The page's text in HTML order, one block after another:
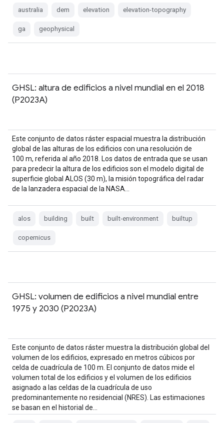
australia dem elevation elevation-topography
ga geophysical
GHSL: altura de edificios a nivel mundial en el 2018
(P2023A)
Este conjunto de datos ráster espacial muestra la distribución
global de las alturas de los edificios con una resolución de
100 m, referida al año 2018. Los datos de entrada que se usan
para predecir la altura de los edificios son el modelo digital de
superficie global ALOS (30 m), la misión topográfica del radar
de la lanzadera espacial de la NASA…
alos building built built-environment builtup
copernicus
GHSL: volumen de edificios a nivel mundial entre
1975 y 2030 (P2023A)
Este conjunto de datos ráster muestra la distribución global del
volumen de los edificios, expresado en metros cúbicos por
celda de cuadrícula de 100 m. El conjunto de datos mide el
volumen total de los edificios y el volumen de los edificios
asignado a las celdas de la cuadrícula de uso
predominantemente no residencial (NRES). Las estimaciones
se basan en el historial de…